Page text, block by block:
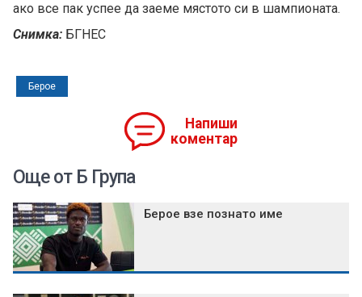
ако все пак успее да заеме мястото си в шампионата.
Снимка: БГНЕС
Берое
Напиши
коментар
Още от Б Група
Берое взе познато име